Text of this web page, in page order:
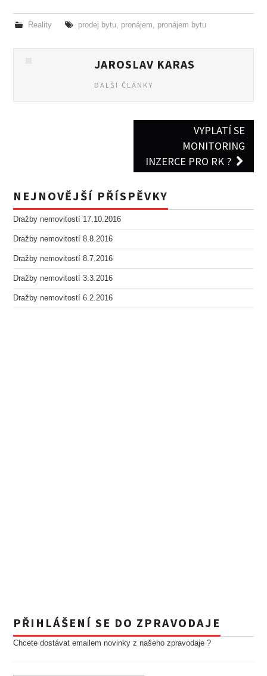
Reality prodej bytu, pronájem, pronájem bytu
JAROSLAV KARAS
DALŠÍ ČLÁNKY
VYPLATÍ SE
MONITORING
INZERCE PRO RK ?
NEJNOVĚJŠÍ PŘÍSPĚVKY
Dražby nemovitostí 17.10.2016
Dražby nemovitostí 8.8.2016
Dražby nemovitostí 8.7.2016
Dražby nemovitostí 3.3.2016
Dražby nemovitostí 6.2.2016
PŘIHLÁŠENÍ SE DO ZPRAVODAJE
Chcete dostávat emailem novinky z našeho zpravodaje ?